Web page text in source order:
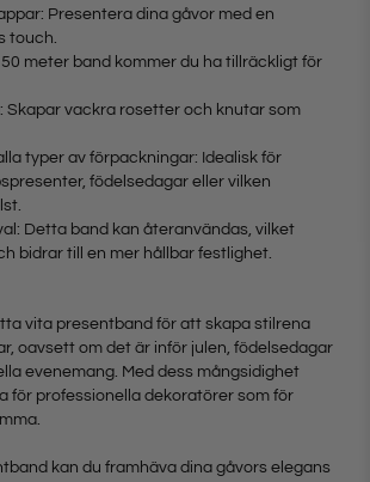
Presentera dina gåvor med en
touch.
50 meter band kommer du ha tillräckligt för
Skapar vackra rosetter och knutar som
typer av förpackningar: Idealisk för
födelsedagar eller vilken
Detta band kan återanvändas, vilket
bidrar till en mer hållbar festlighet.
vita presentband för att skapa stilrena
oavsett om det är inför julen, födelsedagar
evenemang. Med dess mångsidighet
för professionella dekoratörer som för
kan du framhäva dina gåvors elegans